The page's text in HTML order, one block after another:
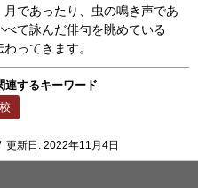
であったり、虫の鳴き声であ
て詠んだ俳句を眺めている
ってきます。
連するキーワード
更新日: 2022年11月4日